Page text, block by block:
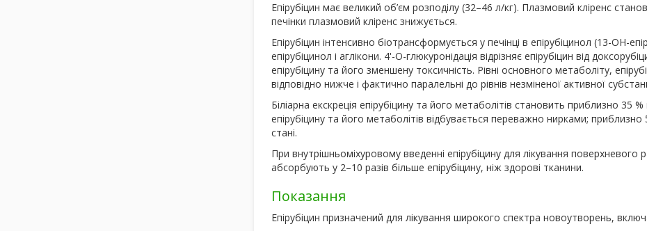
Епірубіцин має великий об’єм розподілу (32–46 л/кг). Плазмовий кліренс
печінки плазмовий кліренс знижується.
Епірубіцин інтенсивно біотрансформується у печінці в епірубіцинол (13-OH-
епірубіцинол і аглікони. 4'-O-глюкуронідація відрізняє епірубіцин від
епірубіцину та його зменшену токсичність. Рівні основного метаболіту,
відповідно нижче і фактично паралельні до рівнів незміненої активної
Біліарна екскреція епірубіцину та його метаболітів становить приблизно 35
епірубіцину та його метаболітів відбувається переважно нирками;
стані.
При внутрішньоміхуровому введенні епірубіцину для лікування поверхневого
абсорбують у 2–10 разів більше епірубіцину, ніж здорові тканини.
Показання
Епірубіцин призначений для лікування широкого спектра новоутворень,